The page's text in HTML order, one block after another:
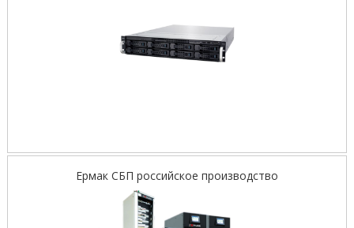
Ермак СБП российское производство